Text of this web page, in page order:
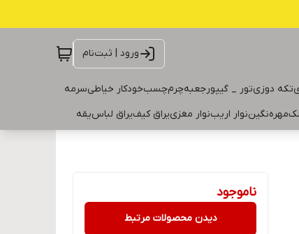
ورود | ثبت‌نام
تکه دوزیتور _ گیپورجعبهچرمچسبخودکار خیاطیسرمه
مهرهنگیننوار اریبنوار مغزییراق کیفیراق لباسیقه
ناموجود
دیدن محصولات مرتبط